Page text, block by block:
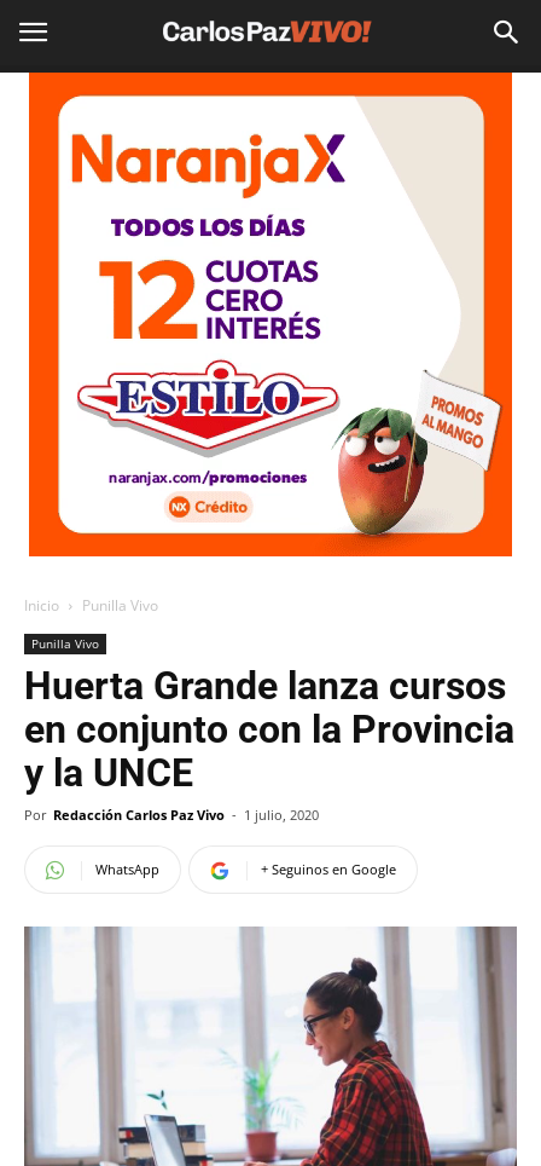
Inicio Punilla Vivo
Punilla Vivo
Huerta Grande lanza cursos
en conjunto con la Provincia
y la UNCE
Por Redacción Carlos Paz Vivo - 1 julio, 2020
WhatsApp + Seguinos en Google